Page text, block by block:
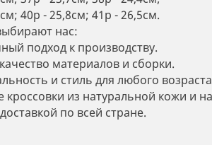
40р - 25,8см; 41р - 26,5см.
нас:
подход к производству.
материалов и сборки.
и стиль для любого
кроссовки из натуральной кожи и
по всей стране.